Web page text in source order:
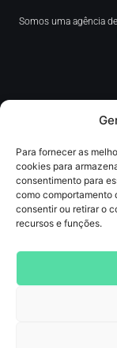
Para fornecer as
cookies para
consentimento para
como comportamento
consentir ou retirar o
recursos e funções.
Somos uma agência